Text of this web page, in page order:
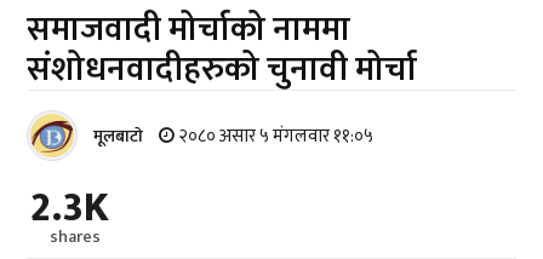
समाजवादी मोर्चाको नाममा
संशोधनवादीहरुको चुनावी मोर्चा
मूलबाटाे २०८० असार ५ मंगलवार ११:०५
2.3K
shares